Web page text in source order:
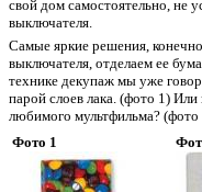
свой дом самостоятельно, не
выключателя.
Самые яркие решения,
выключателя, отделаем ее
технике декупаж мы уже
парой слоев лака. (фото 1)
любимого мультфильма? (фото
Фото 1